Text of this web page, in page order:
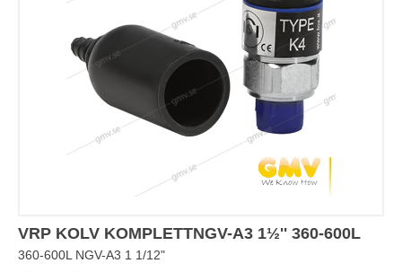
VRP KOLV KOMPLETTNGV-A3 1½'' 360-600L
360-600L NGV-A3 1 1/12"